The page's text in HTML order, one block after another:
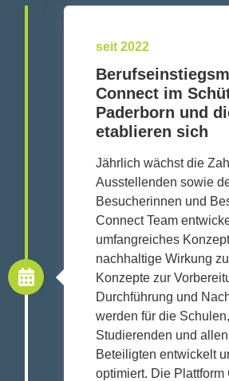
seit 2022
Connect im
Paderborn und
etablieren sich
Jährlich wächst die
Ausstellenden sowie
Besucherinnen und
Connect Team
umfangreiches
nachhaltige Wirkung
Konzepte zur
Durchführung und
werden für die
Studierenden und
Beteiligten entwickelt
optimiert. Die Plattform